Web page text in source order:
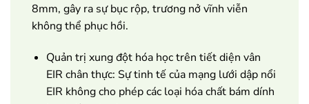
8mm, gây ra sự bục rộp, trương nở vĩnh viễn
không thể phục hồi.
Quản trị xung đột hóa học trên tiết diện vân
EIR chân thực: Sự tinh tế của mạng lưới dập nổi
EIR không cho phép các loại hóa chất bám dính